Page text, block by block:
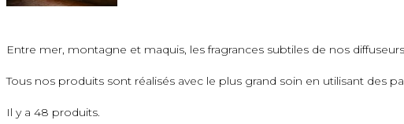
Entre mer, montagne et maquis, les fragrances subtiles de nos
Tous nos produits sont réalisés avec le plus grand soin en utilisant des
Il y a 48 produits.